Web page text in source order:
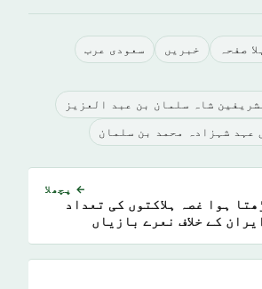
صفحہ خبريں سعودى عرب
شاہ سلمان بن عبد العزیز
عہد شہزادہ محمد بن سلمان
← پچھلا
ہوا غصہ ہلاکتوں کی تعداد
کے خلاف نعرے بازیاں